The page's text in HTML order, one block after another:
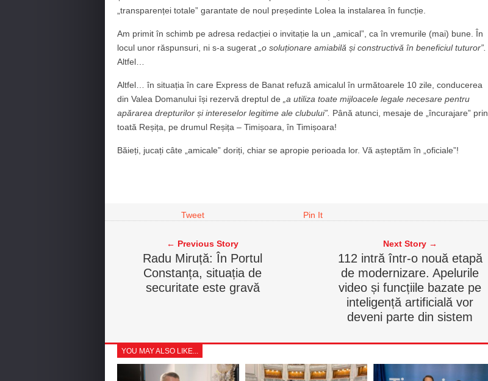
„transparenței totale” garantate de noul președinte Lolea la instalarea în funcție.
Am primit în schimb pe adresa redacției o invitație la un „amical”, ca în vremurile (mai) bune. În
locul unor răspunsuri, ni s-a sugerat „o soluționare amiabilă și constructivă în beneficiul tuturor”.
Altfel…
Altfel… în situația în care Express de Banat refuză amicalul în următoarele 10 zile, conducerea
din Valea Domanului își rezervă dreptul de
„a utiliza toate mijloacele legale necesare pentru
apărarea drepturilor și intereselor legitime ale clubului”. Până atunci, mesaje de „încurajare” prin
toată Reșița, pe drumul Reșița – Timișoara, în Timișoara!
Băieți, jucați câte „amicale” doriți, chiar se apropie perioada lor. Vă așteptăm în „oficiale”!
Tweet Pin It
← Previous Story
Radu Miruță: În Portul
Constanța, situația de
securitate este gravă
Next Story →
112 intră într-o nouă etapă
de modernizare. Apelurile
video și funcțiile bazate pe
inteligență artificială vor
deveni parte din sistem
YOU MAY ALSO LIKE...